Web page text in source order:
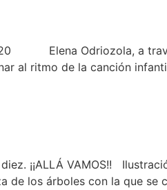
Elena Odriozola, a
al ritmo de la canción
¡¡ALLÁ VAMOS!!
de los árboles con la que se